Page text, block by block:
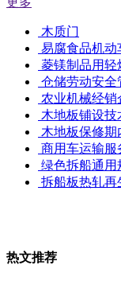
木质门
易腐食品机动
菱镁制品用轻
仓储劳动安全
农业机械经销
木地板铺设技
木地板保修
商用车运输服
绿色拆船通用
拆船板热轧再
热文推荐